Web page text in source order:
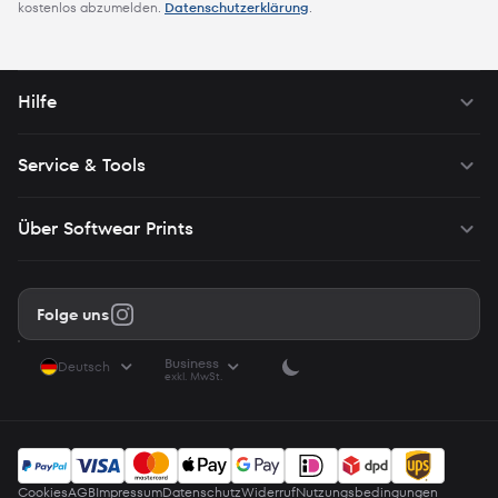
kostenlos abzumelden. Datenschutzerklärung.
Hilfe
Service & Tools
Über Softwear Prints
Folge uns
Deutsch Business
exkl. MwSt.
CookiesAGBImpressumDatenschutzWiderrufNutzungsbedingungen